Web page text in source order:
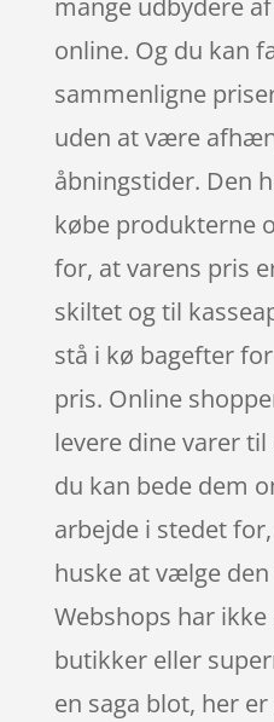
mange udbydere
online. Og du kan
sammenligne
uden at være
åbningstider. Den
købe produkterne
for, at varens pris
skiltet og til
stå i kø bagefter
pris. Online
levere dine varer
du kan bede dem
arbejde i stedet
huske at vælge
Webshops har
butikker eller
en saga blot, her